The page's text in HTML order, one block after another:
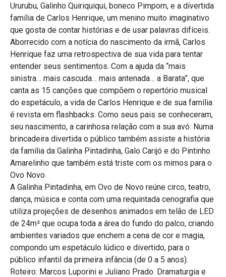
Ururubu, Galinho Quiriquiqui, boneco Pimpom, e a divertida
família de Carlos Henrique, um menino muito imaginativo
que gosta de contar histórias e de usar palavras difíceis.
Aborrecido com a notícia do nascimento da irmã, Carlos
Henrique faz uma retrospectiva de sua vida para tentar
entender seus sentimentos. Com a ajuda da “mais
sinistra… mais cascuda… mais antenada… a Barata”, que
canta as 15 canções que compõem o repertório musical
do espetáculo, a vida de Carlos Henrique e de sua família
é revista em flashbacks. Como seus pais se conheceram,
seu nascimento, a carinhosa relação com a sua avó. Numa
brincadeira divertida o público também assiste a história
da família da Galinha Pintadinha, Galo Carijó e do Pintinho
Amarelinho que também está triste com os mimos para o
Ovo Novo
A Galinha Pintadinha, em Ovo de Novo reúne circo, teatro,
dança, música e conta com uma requintada cenografia que
utiliza projeções de desenhos animados em telão de LED
de 24m² que ocupa toda a área do fundo do palco, criando
ambientes variados que enchem a cena de cor e magia,
compondo um espetáculo lúdico e divertido, para o
público infantil da primeira infância (de 0 a 5 anos).
Roteiro: Marcos Luporini e Juliano Prado. Dramaturgia e